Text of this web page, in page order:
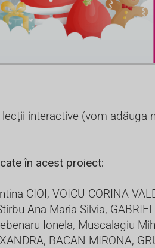
interactive (vom adăuga
în acest proiect:
CIOI, VOICU CORINA
Ana Maria Silvia,
Ionela, Muscalagiu
BACAN MIRONA,